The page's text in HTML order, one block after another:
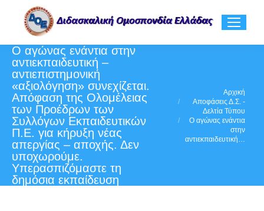
Ο αγώνας ενάντια στην
αντιεκπαιδευτική –
αντιεπιστημονική
«αξιολόγηση» συνεχίζεται.
Απόφαση της Ολομέλειας
των Προέδρων των
Συλλόγων Εκπαιδευτικών
Π.Ε. για κήρυξη νέας
απεργίας – αποχής. Δεν
υποχωρούμε.
Υπερασπιζόμαστε τη
δημόσια εκπαίδευση
Αρχική
Αποφάσεις Δ.Σ. -
Δελτία Τύπου
Ο αγώνας ενάντια
στην
αντιεκπαιδευτική…